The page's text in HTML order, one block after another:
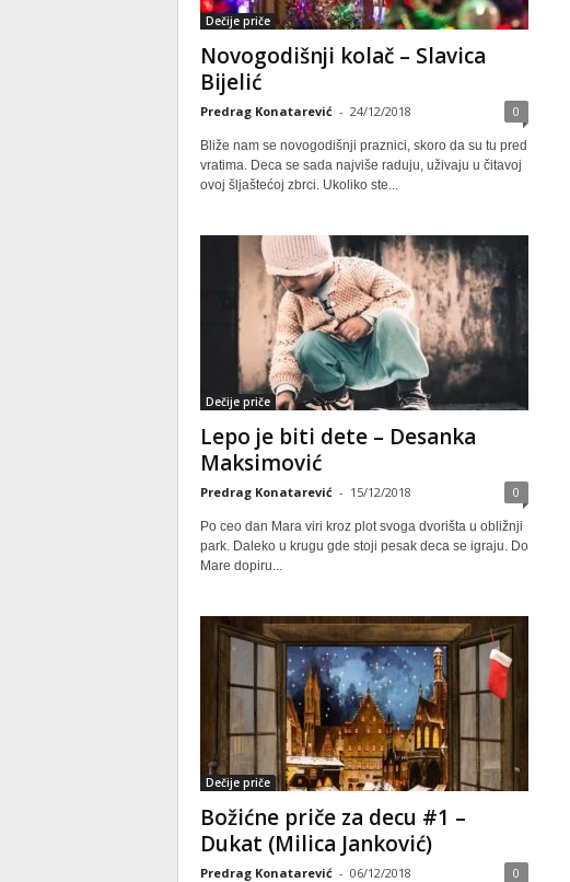
Dečije priče
Novogodišnji kolač – Slavica
Bijelić
Predrag Konatarević - 24/12/2018 0
Bliže nam se novogodišnji praznici, skoro da su tu pred
vratima. Deca se sada najviše raduju, uživaju u čitavoj
ovoj šljaštećoj zbrci. Ukoliko ste...
Dečije priče
Lepo je biti dete – Desanka
Maksimović
Predrag Konatarević - 15/12/2018 0
Po ceo dan Mara viri kroz plot svoga dvorišta u obližnji
park. Daleko u krugu gde stoji pesak deca se igraju. Do
Mare dopiru...
Dečije priče
Božićne priče za decu #1 –
Dukat (Milica Janković)
Predrag Konatarević - 06/12/2018 0